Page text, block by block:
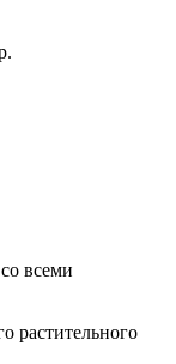
всеми
растительного